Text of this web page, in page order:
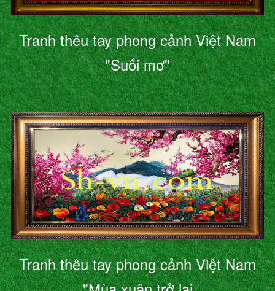
Tranh thêu tay phong cảnh Việt Nam
"Suối mơ"
Tranh thêu tay phong cảnh Việt Nam